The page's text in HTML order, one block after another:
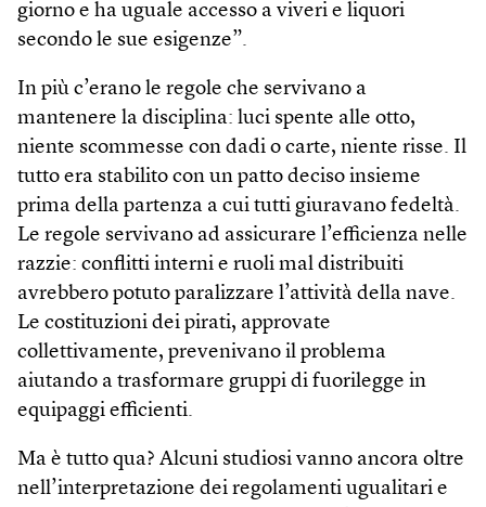
giorno e ha uguale accesso a viveri e liquori
secondo le sue esigenze”.
In più c’erano le regole che servivano a
mantenere la disciplina: luci spente alle otto,
niente scommesse con dadi o carte, niente risse. Il
tutto era stabilito con un patto deciso insieme
prima della partenza a cui tutti giuravano fedeltà.
Le regole servivano ad assicurare l’efficienza nelle
razzie: conflitti interni e ruoli mal distribuiti
avrebbero potuto paralizzare l’attività della nave.
Le costituzioni dei pirati, approvate
collettivamente, prevenivano il problema
aiutando a trasformare gruppi di fuorilegge in
equipaggi efficienti.
Ma è tutto qua? Alcuni studiosi vanno ancora oltre
nell’interpretazione dei regolamenti ugualitari e